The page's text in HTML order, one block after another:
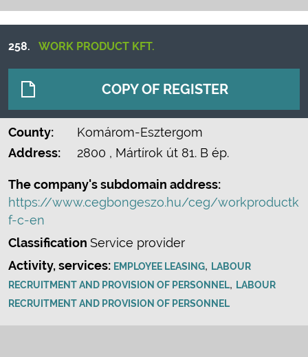
258. WORK PRODUCT KFT.
COPY OF REGISTER
County:
Komárom-Esztergom
Address:
2800 , Mártírok út 81. B ép.
The company's subdomain address:
https://www.cegbongeszo.hu/ceg/workproductk
f-c-en
Classification Service provider
Activity, services: EMPLOYEE LEASING, LABOUR
RECRUITMENT AND PROVISION OF PERSONNEL, LABOUR
RECRUITMENT AND PROVISION OF PERSONNEL